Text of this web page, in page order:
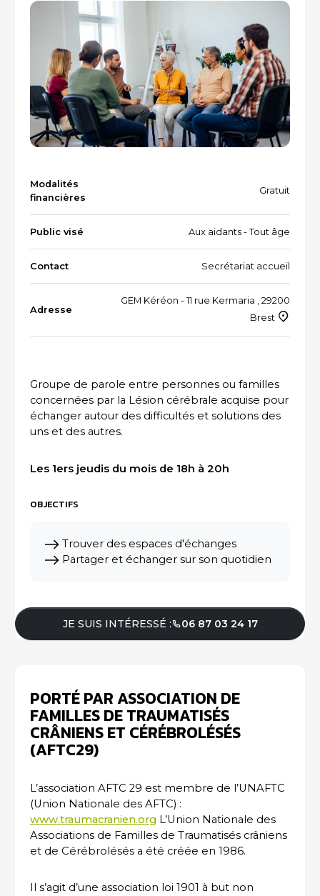
Dispositifs aidants/aidés
QUI SOMMES-NOUS ?
L'équipe
Le Comité des parties prenantes
Les évènements
VOTRE SANTÉ ET CELLE DE VOTRE PROCHE
Recherche par mots-clés
Modalités
financières
Gratuit
Public visé Aux aidants - Tout âge
Contact Secrétariat accueil
Adresse
GEM Kéréon - 11 rue Kermaria , 29200
Brest
Groupe de parole entre personnes ou familles
concernées par la Lésion cérébrale acquise pour
échanger autour des difficultés et solutions des
uns et des autres.
Les 1ers jeudis du mois de 18h à 20h
OBJECTIFS
Trouver des espaces d'échanges
Partager et échanger sur son quotidien
JE SUIS INTÉRESSÉ : 06 87 03 24 17
PORTÉ PAR ASSOCIATION DE
FAMILLES DE TRAUMATISÉS
CRÂNIENS ET CÉRÉBROLÉSÉS
(AFTC29)
L’association AFTC 29 est membre de l’UNAFTC
(Union Nationale des AFTC) :
www.traumacranien.org L’Union Nationale des
Associations de Familles de Traumatisés crâniens
et de Cérébrolésés a été créée en 1986.
Il s’agit d’une association loi 1901 à but non